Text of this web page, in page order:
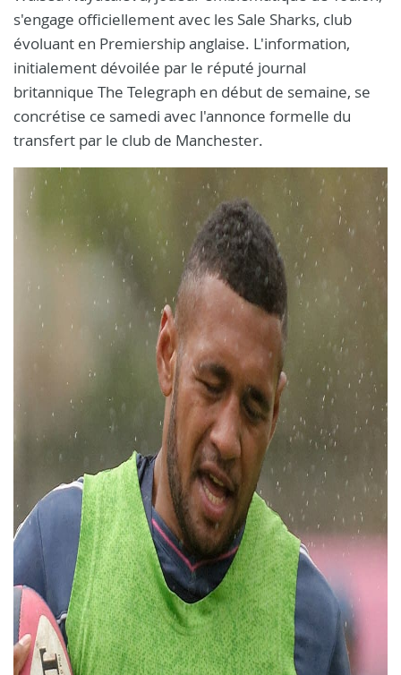
s'engage officiellement avec les Sale Sharks, club
évoluant en Premiership anglaise. L'information,
initialement dévoilée par le réputé journal
britannique The Telegraph en début de semaine, se
concrétise ce samedi avec l'annonce formelle du
transfert par le club de Manchester.